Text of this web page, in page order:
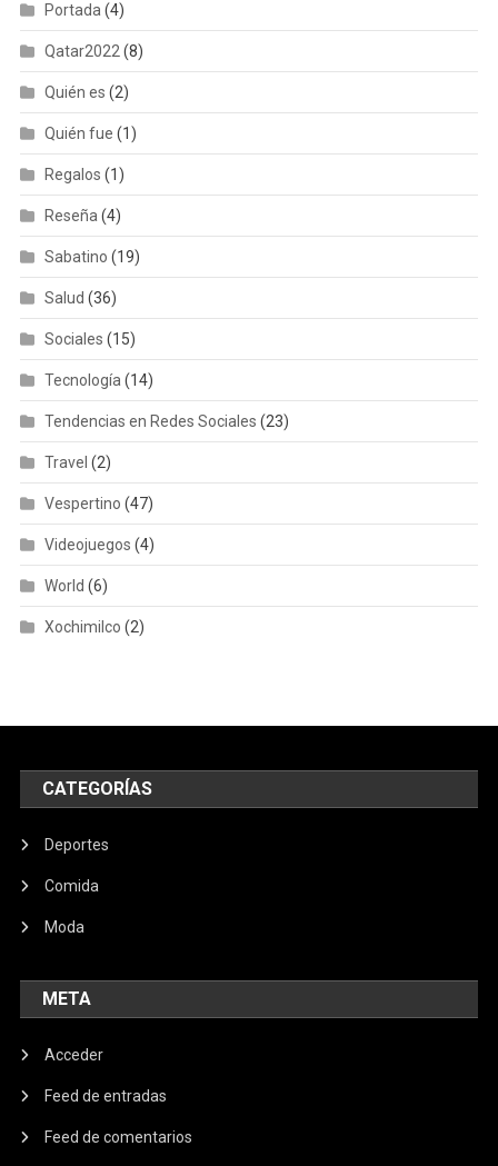
Portada(4)
Qatar2022(8)
Quién es (2)
Quién fue (1)
Regalos (1)
Reseña(4)
Sabatino (19)
Salud (36)
Sociales (15)
Tecnología(14)
Tendencias en Redes Sociales (23)
Travel (2)
Vespertino (47)
Videojuegos (4)
World (6)
Xochimilco (2)
CATEGORÍAS
Deportes
Comida
Moda
META
Acceder
Feed de entradas
Feed de comentarios